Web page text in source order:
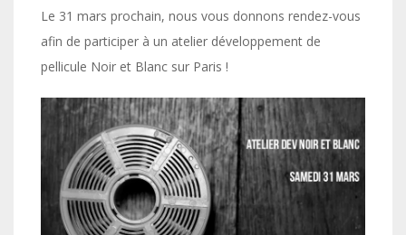
Le 31 mars prochain, nous vous donnons rendez-vous
afin de participer à un atelier développement de
pellicule Noir et Blanc sur Paris !